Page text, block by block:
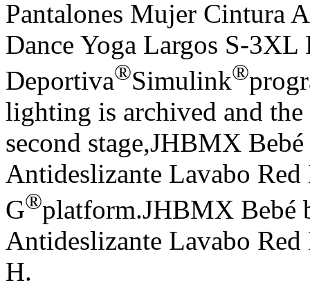
Pantalones Mujer Cintura
Dance Yoga Largos S-3XL
Deportiva®Simulink®
lighting is archived and
second stage,JHBMX
Antideslizante Lavabo
G®platform.JHBMX Bebé
Antideslizante Lavabo
H.